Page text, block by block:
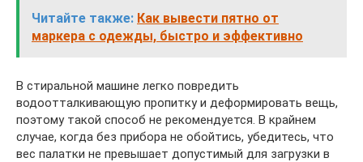
Читайте также: Как вывести пятно от
маркера с одежды, быстро и эффективно
В стиральной машине легко повредить
водоотталкивающую пропитку и деформировать вещь,
поэтому такой способ не рекомендуется. В крайнем
случае, когда без прибора не обойтись, убедитесь, что
вес палатки не превышает допустимый для загрузки в